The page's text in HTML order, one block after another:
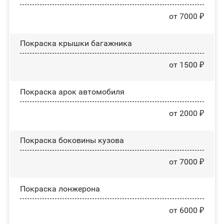
от 7000 ₽
Покраска крышки багажника
от 1500 ₽
Покраска арок автомобиля
от 2000 ₽
Покраска боковины кузова
от 7000 ₽
Покраска лонжерона
от 6000 ₽